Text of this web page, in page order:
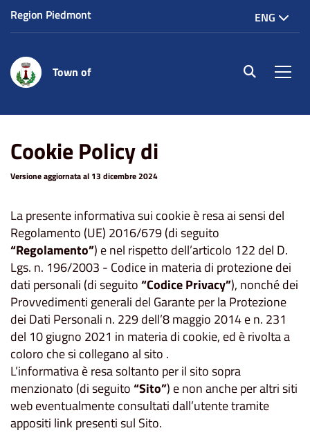
Region Piedmont ENG
Town of site.searc
Cookie Policy di
Versione aggiornata al 13 dicembre 2024
La presente informativa sui cookie è resa ai sensi del
Regolamento (UE) 2016/679 (di seguito
“Regolamento”) e nel rispetto dell’articolo 122 del D.
Lgs. n. 196/2003 - Codice in materia di protezione dei
dati personali (di seguito“Codice Privacy”), nonché dei
Provvedimenti generali del Garante per la Protezione
dei Dati Personali n. 229 dell’8 maggio 2014 e n. 231
del 10 giugno 2021 in materia di cookie, ed è rivolta a
coloro che si collegano al sito .
L’informativa è resa soltanto per il sito sopra
menzionato (di seguito“Sito”) e non anche per altri siti
web eventualmente consultati dall’utente tramite
appositi link presenti sul Sito.